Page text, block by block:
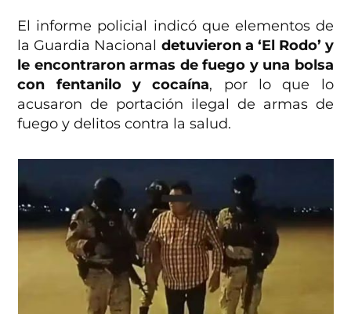
El informe policial indicó que elementos de
la Guardia Nacional detuvieron a ‘El Rodo’ y
le encontraron armas de fuego y una bolsa
con fentanilo y cocaína, por lo que lo
acusaron de portación ilegal de armas de
fuego y delitos contra la salud.